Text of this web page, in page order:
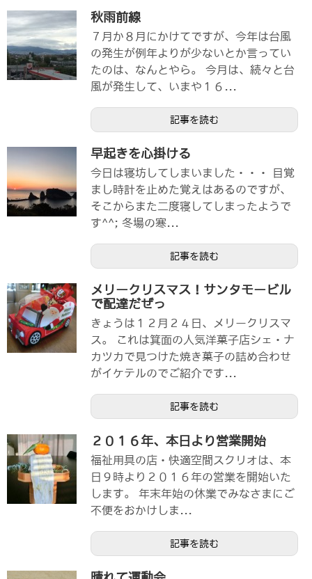
秋雨前線
７月か８月にかけてですが、今年は台風
の発生が例年よりが少ないとか言ってい
たのは、なんとやら。 今月は、続々と台
風が発生して、いまや１６...
記事を読む
早起きを心掛ける
今日は寝坊してしまいました・・・ 目覚
まし時計を止めた覚えはあるのですが、
そこからまた二度寝してしまったようで
す^^; 冬場の寒...
記事を読む
メリークリスマス！サンタモービル
で配達だぜっ
きょうは１２月２４日、メリークリスマ
ス。 これは箕面の人気洋菓子店シェ・ナ
カツカで見つけた焼き菓子の詰め合わせ
がイケテルのでご紹介です...
記事を読む
２０１６年、本日より営業開始
福祉用具の店・快適空間スクリオは、本
日９時より２０１６年の営業を開始いた
します。 年末年始の休業でみなさまにご
不便をおかけしま...
記事を読む